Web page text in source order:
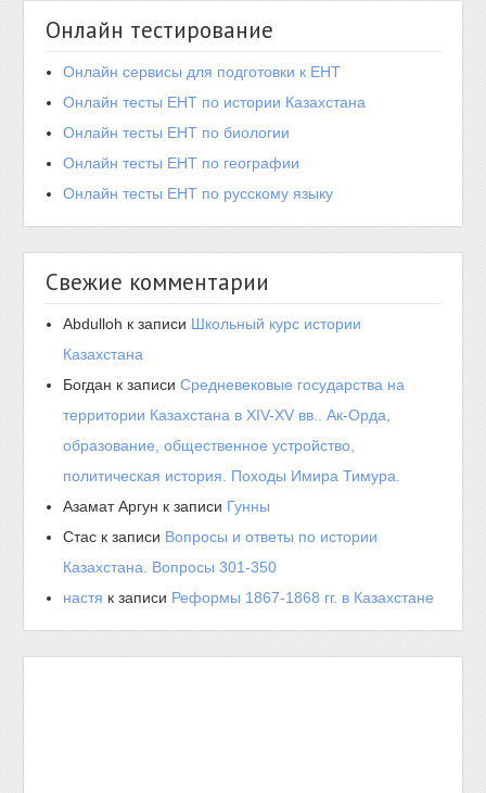
Онлайн тестирование
Онлайн сервисы для подготовки к ЕНТ
Онлайн тесты ЕНТ по истории Казахстана
Онлайн тесты ЕНТ по биологии
Онлайн тесты ЕНТ по географии
Онлайн тесты ЕНТ по русскому языку
Свежие комментарии
Abdulloh к записи Школьный курс истории
Казахстана
Богдан к записиСредневековые государства на
территории Казахстана в XIV-XV вв.. Ак-Орда,
образование, общественное устройство,
политическая история. Походы Имира Тимура.
Азамат Аргун к записи Гунны
Стас к записи Вопросы и ответы по истории
Казахстана. Вопросы 301-350
настя к записи Реформы 1867-1868 гг. в Казахстане